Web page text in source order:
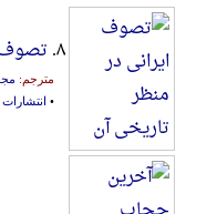
۸. تصوف
مترجم:
•